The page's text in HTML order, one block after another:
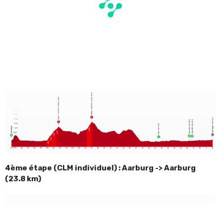
4ème étape (CLM individuel) : Aarburg -> Aarburg
(23.8 km)